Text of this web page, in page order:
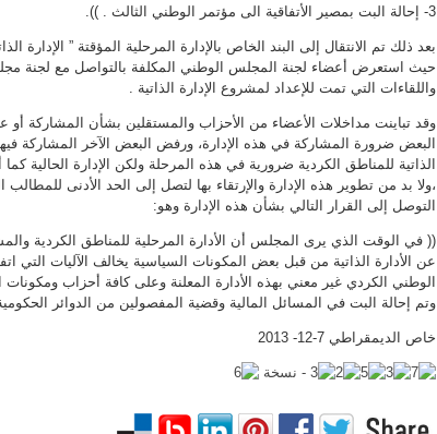
3- إحالة البت بمصير الأتفاقية الى مؤتمر الوطني الثالث . )).
بعد ذلك تم الانتقال إلى البند الخاص بالإدارة المرحلية المؤقتة ” الإدارة
حيث استعرض أعضاء لجنة المجلس الوطني المكلفة بالتواصل مع
واللقاءات التي تمت للإعداد لمشروع الإدارة الذاتية .
وقد تباينت مداخلات الأعضاء من الأحزاب والمستقلين بشأن المشاركة
البعض ضرورة المشاركة في هذه الإدارة، ورفض البعض الآخر المشاركة
الذاتية للمناطق الكردية ضرورية في هذه المرحلة ولكن الإدارة
،ولا بد من تطوير هذه الإدارة والإرتقاء بها لتصل إلى الحد الأدنى
التوصل إلى القرار التالي بشأن هذه الإدارة وهو:
(( في الوقت الذي يرى المجلس أن الأدارة المرحلية للمناطق الكردية
عن الأدارة الذاتية من قبل بعض المكونات السياسية يخالف الآليات التي
الوطني الكردي غير معني بهذه الأدارة المعلنة وعلى كافة أحزاب ومكونات
وتم إحالة البت في المسائل المالية وقضية المفصولين من الدوائر
خاص الديمقراطي 7-12- 2013